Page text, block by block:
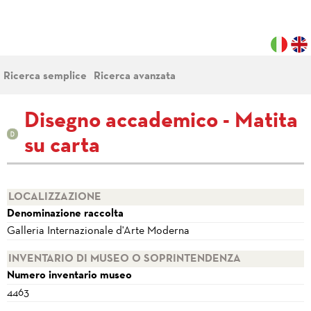
Ricerca semplice Ricerca avanzata
Disegno accademico - Matita
su carta
LOCALIZZAZIONE
Denominazione raccolta
Galleria Internazionale d'Arte Moderna
INVENTARIO DI MUSEO O SOPRINTENDENZA
Numero inventario museo
4463